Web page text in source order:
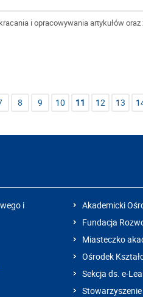
i opracowywania artykułów oraz
8 9 10 11 12 13
i
Akademicki
Fundacja
Miasteczko
Ośrodek
Sekcja ds. e-